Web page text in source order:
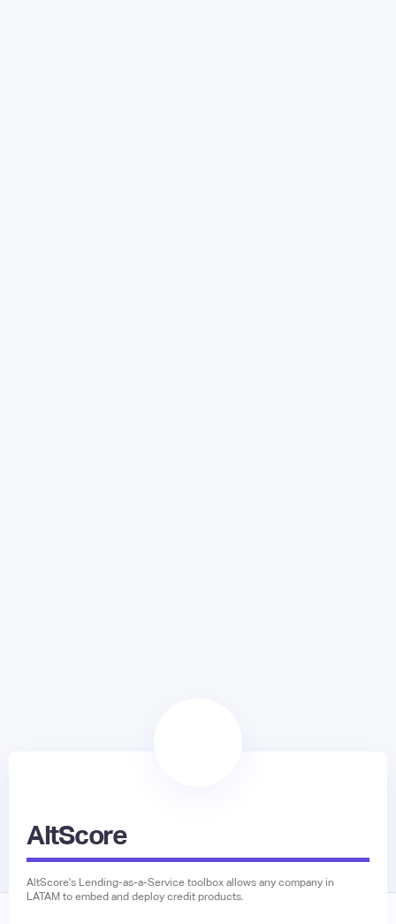
AltScore
AltScore's Lending-as-a-Service toolbox allows any company in
LATAM to embed and deploy credit products.